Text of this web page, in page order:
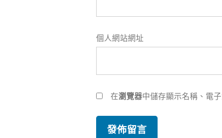
個人網站網址
在瀏覽器中儲存顯示名稱、電